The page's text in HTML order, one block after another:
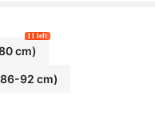
cm)
11 left
92 cm)